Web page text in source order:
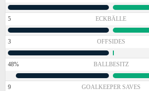
5 ECKBÄLLE
3 OFFSIDES
48% BALLBESITZ
9 GOALKEEPER SAVES